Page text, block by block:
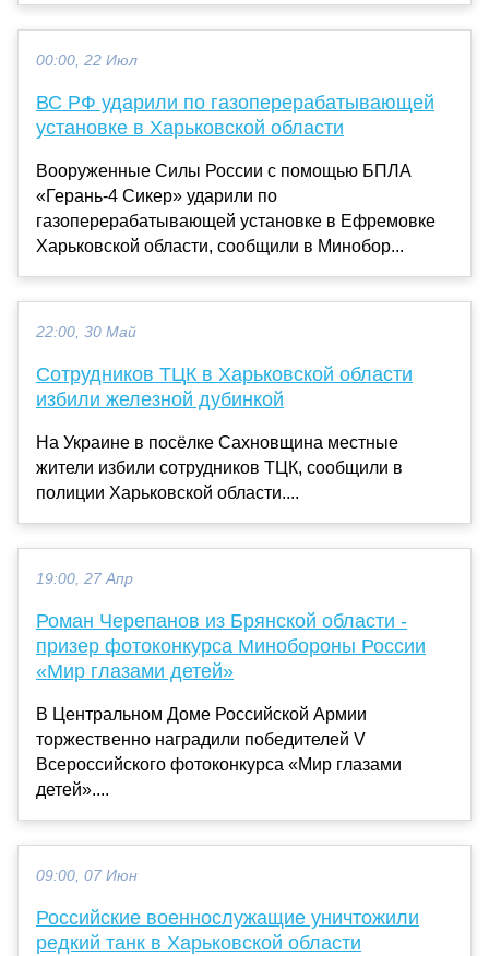
00:00, 22 Июл
ВС РФ ударили по газоперерабатывающей
установке в Харьковской области
Вооруженные Силы России с помощью БПЛА
«Герань-4 Сикер» ударили по
газоперерабатывающей установке в Ефремовке
Харьковской области, сообщили в Минобор...
22:00, 30 Май
Сотрудников ТЦК в Харьковской области
избили железной дубинкой
На Украине в посёлке Сахновщина местные
жители избили сотрудников ТЦК, сообщили в
полиции Харьковской области....
19:00, 27 Апр
Роман Черепанов из Брянской области -
призер фотоконкурса Минобороны России
«Мир глазами детей»
В Центральном Доме Российской Армии
торжественно наградили победителей V
Всероссийского фотоконкурса «Мир глазами
детей»....
09:00, 07 Июн
Российские военнослужащие уничтожили
редкий танк в Харьковской области